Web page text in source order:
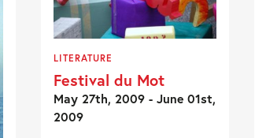
LITERATURE
Festival du Mot
May 27th, 2009 - June 01st,
2009